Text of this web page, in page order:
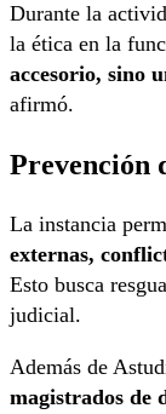
Durante la
la ética en la
accesorio, sino
afirmó.
Prevención
La instancia
externas,
Esto busca
judicial.
Además de
magistrados de